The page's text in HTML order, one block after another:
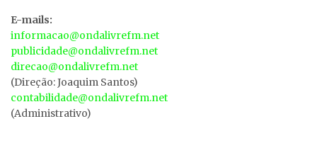
E-mails:
informacao@ondalivrefm.net
publicidade@ondalivrefm.net
direcao@ondalivrefm.net
(Direção: Joaquim Santos)
contabilidade@ondalivrefm.net
(Administrativo)